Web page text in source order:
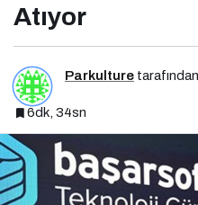
Atıyor
Parkulture
6dk, 34sn